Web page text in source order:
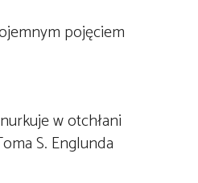
pojęciem
w otchłani
S. Englunda